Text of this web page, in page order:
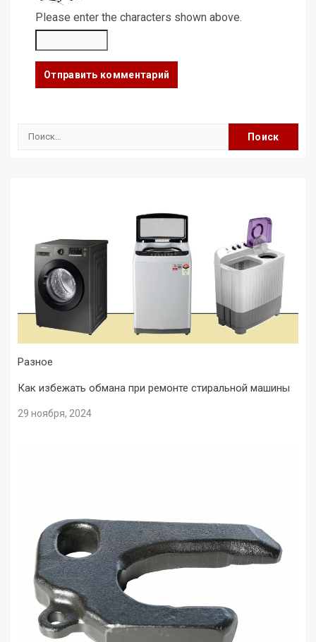
Please enter the characters shown above.
Найти:
Разное
Как избежать обмана при ремонте стиральной машины
29 ноября, 2024